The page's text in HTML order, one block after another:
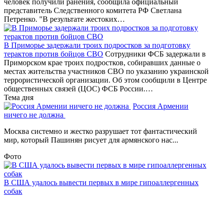
человек получили ранения, сообщила официальный
представитель Следственного комитета РФ Светлана
Петренко. "В результате жестоких…
В Приморье задержали троих подростков за подготовку
терактов против бойцов СВО Сотрудники ФСБ задержали в
Приморском крае троих подростков, собиравших данные о
местах жительства участников СВО по указанию украинской
террористической организации. Об этом сообщили в Центре
общественных связей (ЦОС) ФСБ России.…
Тема дня
Россия Армении
ничего не должна
Москва системно и жестко разрушает тот фантастический
мир, который Пашинян рисует для армянского нас...
Фото
В США удалось вывести первых в мире гипоаллергенных
собак